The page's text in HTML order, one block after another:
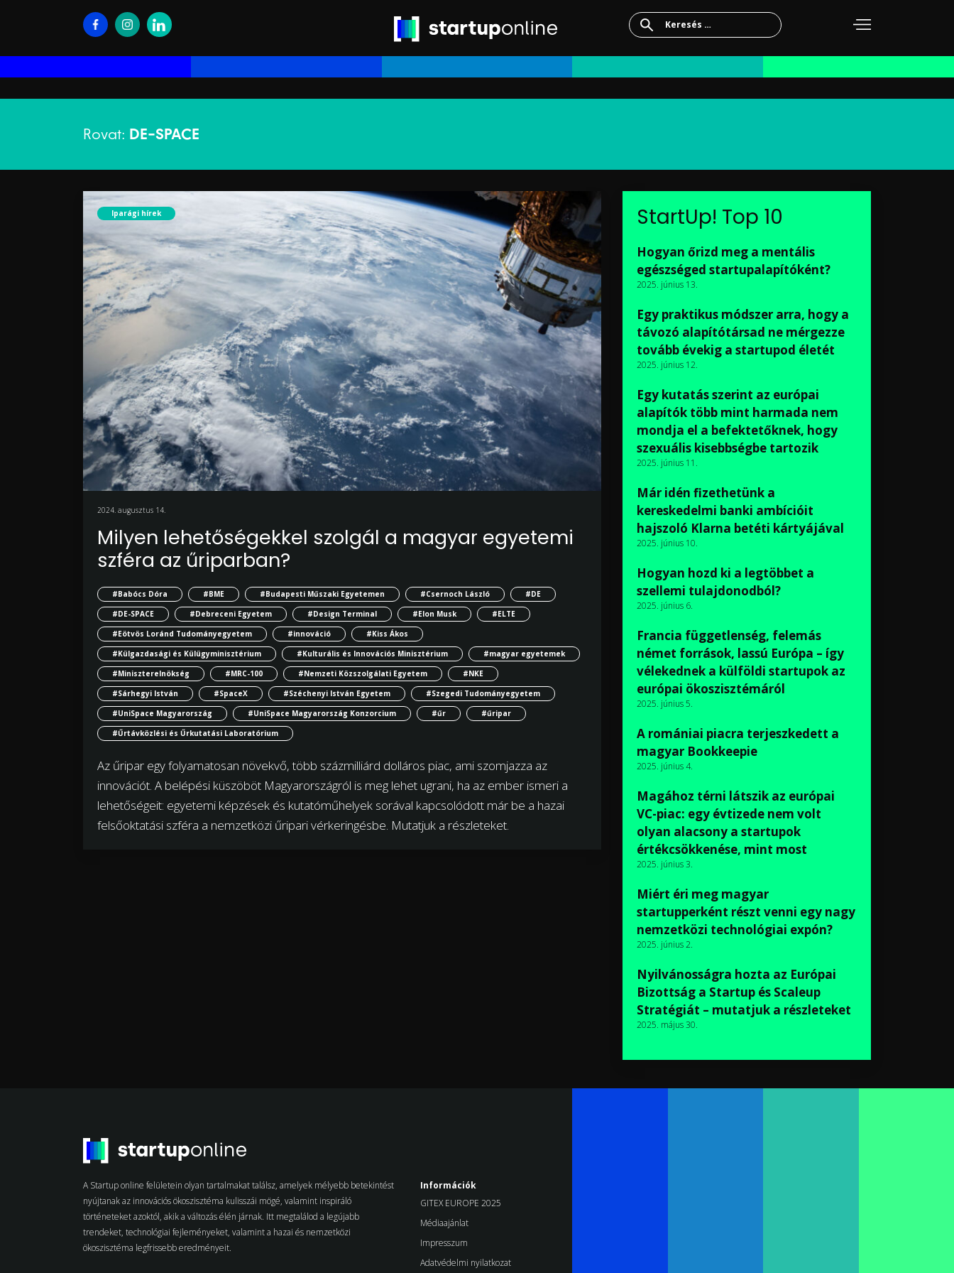
Keresés:
Rovat: DE-SPACE
Iparági hírek
2024. augusztus 14.
Milyen lehetőségekkel szolgál a magyar egyetemi
szféra az űriparban?
#Babócs Dóra #BME #Budapesti Műszaki Egyetemen #Csernoch László
#DE
#DE-SPACE
#Debreceni Egyetem #Design Terminal #Elon Musk
#ELTE
#Eötvös Loránd Tudományegyetem
#innováció
#Kiss Ákos
#Külgazdasági és Külügyminisztérium
#Kulturális és Innovációs Minisztérium
#magyar egyetemek
#Miniszterelnökség
#MRC-100 #Nemzeti Közszolgálati Egyetem
#NKE
#Sárhegyi István
#SpaceX #Széchenyi István Egyetem
#Szegedi Tudományegyetem
#UniSpace Magyarország
#UniSpace Magyarország Konzorcium #űr
#űripar
#Űrtávközlési és Űrkutatási Laboratórium
Az űripar egy folyamatosan növekvő, több százmilliárd dolláros piac, ami szomjazza az
innovációt. A belépési küszöböt Magyarországról is meg lehet ugrani, ha az ember ismeri a
lehetőségeit: egyetemi képzések és kutatóműhelyek sorával kapcsolódott már be a hazai
felsőoktatási szféra a nemzetközi űripari vérkeringésbe. Mutatjuk a részleteket.
StartUp! Top 10
Hogyan őrizd meg a mentális
egészséged startupalapítóként?
2025. június 13.
Egy praktikus módszer arra, hogy a
távozó alapítótársad ne mérgezze
tovább évekig a startupod életét
2025. június 12.
Egy kutatás szerint az európai
alapítók több mint harmada nem
mondja el a befektetőknek, hogy
szexuális kisebbségbe tartozik
2025. június 11.
Már idén fizethetünk a
kereskedelmi banki ambícióit
hajszoló Klarna betéti kártyájával
2025. június 10.
Hogyan hozd ki a legtöbbet a
szellemi tulajdonodból?
2025. június 6.
Francia függetlenség, felemás
német források, lassú Európa – így
vélekednek a külföldi startupok az
európai ökoszisztémáról
2025. június 5.
A romániai piacra terjeszkedett a
magyar Bookkeepie
2025. június 4.
Magához térni látszik az európai
VC-piac: egy évtizede nem volt
olyan alacsony a startupok
értékcsökkenése, mint most
2025. június 3.
Miért éri meg magyar
startupperként részt venni egy nagy
nemzetközi technológiai expón?
2025. június 2.
Nyilvánosságra hozta az Európai
Bizottság a Startup és Scaleup
Stratégiát – mutatjuk a részleteket
2025. május 30.
A Startup online felületein olyan tartalmakat találsz, amelyek mélyebb betekintést
nyújtanak az innovációs ökoszisztéma kulisszái mögé, valamint inspiráló
történeteket azoktól, akik a változás élén járnak. Itt megtalálod a legújabb
trendeket, technológiai fejleményeket, valamint a hazai és nemzetközi
ökoszisztéma legfrissebb eredményeit.
Információk
GITEX EUROPE 2025
Médiaajánlat
Impresszum
Adatvédelmi nyilatkozat